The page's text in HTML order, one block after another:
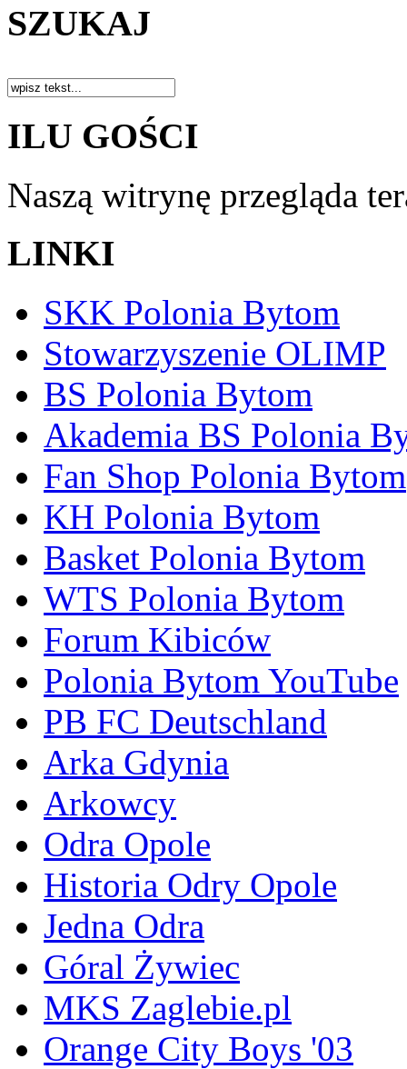
SZUKAJ
ILU GOŚCI
Naszą witrynę przegląda
LINKI
SKK Polonia Bytom
Stowarzyszenie OLIMP
BS Polonia Bytom
Akademia BS Polonia
Fan Shop Polonia Bytom
KH Polonia Bytom
Basket Polonia Bytom
WTS Polonia Bytom
Forum Kibiców
Polonia Bytom YouTube
PB FC Deutschland
Arka Gdynia
Arkowcy
Odra Opole
Historia Odry Opole
Jedna Odra
Góral Żywiec
MKS Zaglebie.pl
Orange City Boys '03